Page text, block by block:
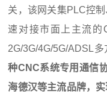
关，该网关集PLC控
速对接市面上主流的
2G/3G/4G/5G/ADSL多
种CNC系统专用通信
海德汉等主流品牌，